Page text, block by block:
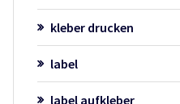
kleber drucken
label
label aufkleber